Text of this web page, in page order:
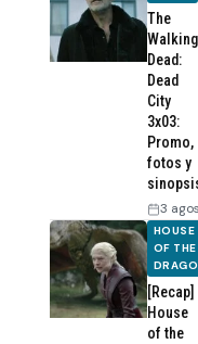
The
Walking
Dead:
Dead
City
3x03:
Promo,
fotos y
3
HOUSE
OF THE
[Recap]
House
of the